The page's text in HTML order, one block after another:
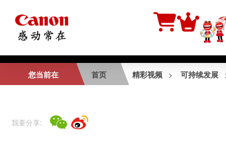
相关视频
录片
您当前在 首页 精彩视频 > 可持续发展
我要分享: